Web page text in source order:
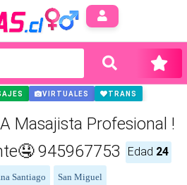
VIRTUALES TRANS
Masajista Profesional !
945967753
Edad 24
Santiago San Miguel